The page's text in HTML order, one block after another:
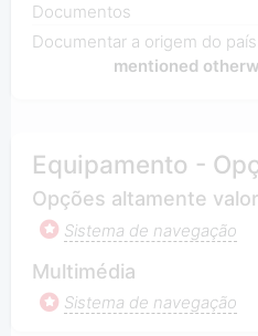
Documentos
Documentar a origem do país
mentioned
Equipamento -
Opções altamente
Sistema de navegação
Multimédia
Sistema de navegação